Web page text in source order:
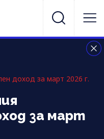
доход за март 2026 г.
за март